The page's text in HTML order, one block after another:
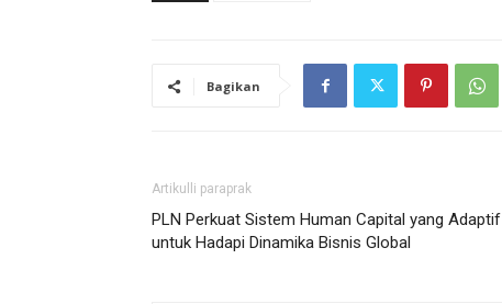
Bagikan
Artikulli paraprak
PLN Perkuat Sistem Human Capital yang Adaptif
untuk Hadapi Dinamika Bisnis Global